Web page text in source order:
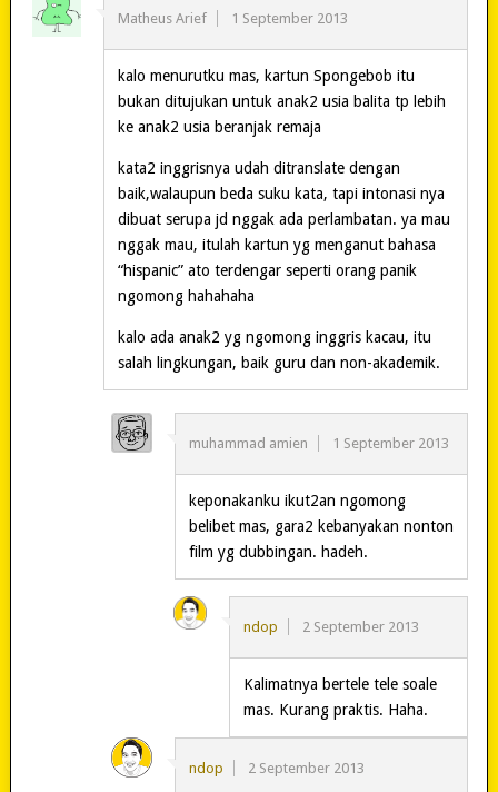
Matheus Arief 1 September 2013
kalo menurutku mas, kartun Spongebob itu
bukan ditujukan untuk anak2 usia balita tp lebih
ke anak2 usia beranjak remaja
kata2 inggrisnya udah ditranslate dengan
baik,walaupun beda suku kata, tapi intonasi nya
dibuat serupa jd nggak ada perlambatan. ya mau
nggak mau, itulah kartun yg menganut bahasa
“hispanic” ato terdengar seperti orang panik
ngomong hahahaha
kalo ada anak2 yg ngomong inggris kacau, itu
salah lingkungan, baik guru dan non-akademik.
muhammad amien 1 September 2013
keponakanku ikut2an ngomong
belibet mas, gara2 kebanyakan nonton
film yg dubbingan. hadeh.
ndop 2 September 2013
Kalimatnya bertele tele soale
mas. Kurang praktis. Haha.
ndop 2 September 2013